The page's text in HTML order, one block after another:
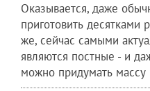
Оказывается, даже
приготовить десятками
же, сейчас самыми
являются постные - и
можно придумать массу